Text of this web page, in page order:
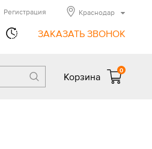
ЗАКАЗАТЬ ЗВОНОК
Регистрация Краснодар
Корзина
0